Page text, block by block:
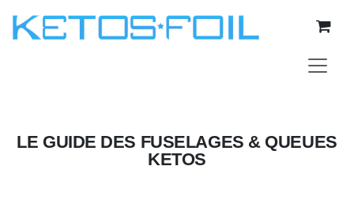
LE GUIDE DES FUSELAGES & QUEUES
KETOS